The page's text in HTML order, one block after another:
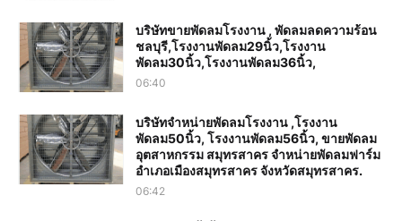
บริษัทขายพัดลมโรงงาน , พัดลมลดความร้อน
ชลบุรี,โรงงานพัดลม29นิ้ว,โรงงาน
พัดลม30นิ้ว,โรงงานพัดลม36นิ้ว,
06:40
บริษัทจำหน่ายพัดลมโรงงาน ,โรงงาน
พัดลม50นิ้ว, โรงงานพัดลม56นิ้ว, ขายพัดลม
อุตสาหกรรม สมุทรสาคร จำหน่ายพัดลมฟาร์ม
อำเภอเมืองสมุทรสาคร จังหวัดสมุทรสาคร.
06:42